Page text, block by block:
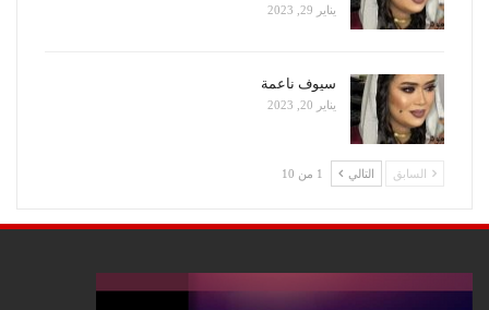
يناير 29, 2023
سيوف ناعمة
يناير 20, 2023
السابق التالي 1 من 10